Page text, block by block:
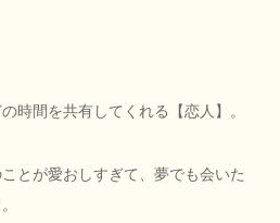
時間を共有してくれる【恋人】。
とが愛おしすぎて、夢でも会いた